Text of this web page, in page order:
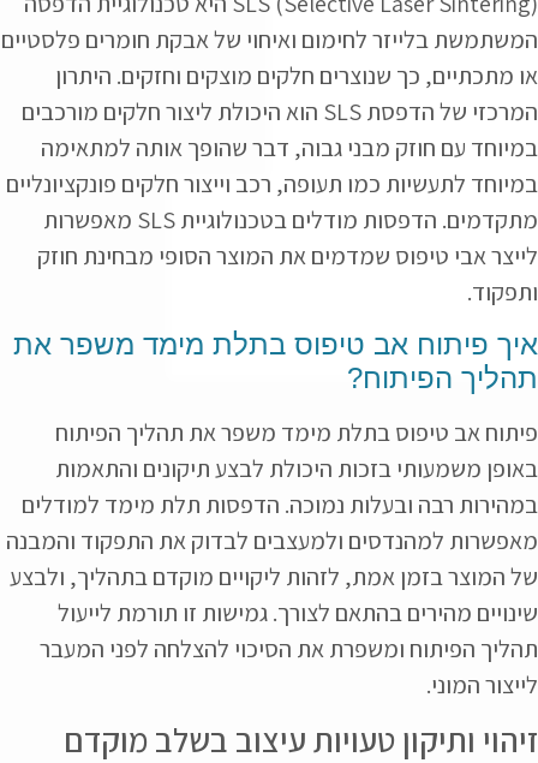
המשתמשת בלייזר לחימום ואיחוי של אבקת חומרים פלסטיים
או מתכתיים, כך שנוצרים חלקים מוצקים וחזקים. היתרון
המרכזי של הדפסת SLS הוא היכולת ליצור חלקים מורכבים
במיוחד עם חוזק מבני גבוה, דבר שהופך אותה למתאימה
במיוחד לתעשיות כמו תעופה, רכב וייצור חלקים פונקציונליים
מתקדמים. הדפסות מודלים בטכנולוגיית SLS מאפשרות
לייצר אבי טיפוס שמדמים את המוצר הסופי מבחינת חוזק
ותפקוד.
איך פיתוח אב טיפוס בתלת מימד משפר את
תהליך הפיתוח?
פיתוח אב טיפוס בתלת מימד משפר את תהליך הפיתוח
באופן משמעותי בזכות היכולת לבצע תיקונים והתאמות
במהירות רבה ובעלות נמוכה. הדפסות תלת מימד למודלים
מאפשרות למהנדסים ולמעצבים לבדוק את התפקוד והמבנה
של המוצר בזמן אמת, לזהות ליקויים מוקדם בתהליך, ולבצע
שינויים מהירים בהתאם לצורך. גמישות זו תורמת לייעול
תהליך הפיתוח ומשפרת את הסיכוי להצלחה לפני המעבר
לייצור המוני.
זיהוי ותיקון טעויות עיצוב בשלב מוקדם